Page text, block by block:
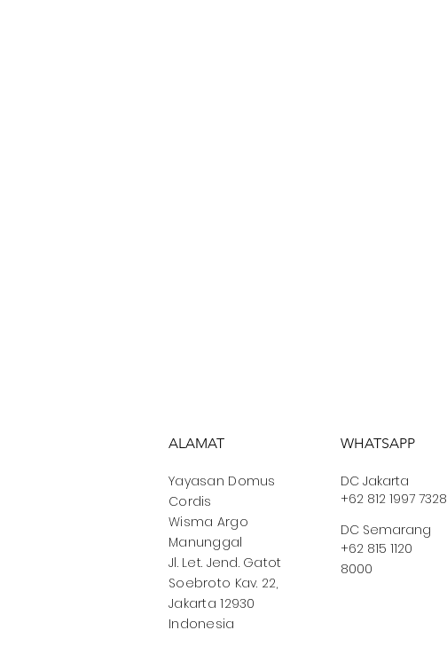
ALAMAT
Yayasan Domus
Cordis
Wisma Argo
Manunggal
Jl. Let. Jend. Gatot
Soebroto Kav. 22,
Jakarta 12930
Indonesia
WHATSAPP
+62 812 1997 7328
DC Jakarta
DC Semarang
+62 815 1120
8000